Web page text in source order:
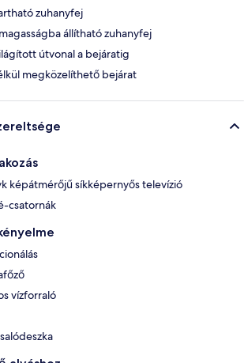
zuhanyfej
állítható zuhanyfej
útvonal a bejáratig
megközelíthető bejárat
képátmérőjű síkképernyős televízió
csatornák
vízforraló